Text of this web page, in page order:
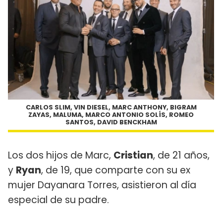
CARLOS SLIM, VIN DIESEL, MARC ANTHONY, BIGRAM
ZAYAS, MALUMA, MARCO ANTONIO SOLÍS, ROMEO
SANTOS, DAVID BENCKHAM
Los dos hijos de Marc, Cristian, de 21 años,
y Ryan, de 19, que comparte con su ex
mujer Dayanara Torres, asistieron al día
especial de su padre.